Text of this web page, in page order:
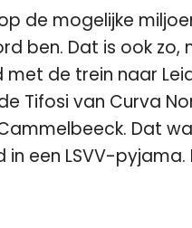
de mogelijke
ben. Dat is ook
met de trein naar
Tifosi van Curva
Dat
een LSVV-